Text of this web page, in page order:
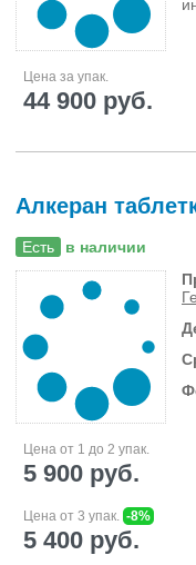
Цена за упак.
44 900 руб.
Алкеран
Есть в наличии
Цена от 1 до 2 упак.
5 900 руб.
Цена от 3 упак. -8%
5 400 руб.